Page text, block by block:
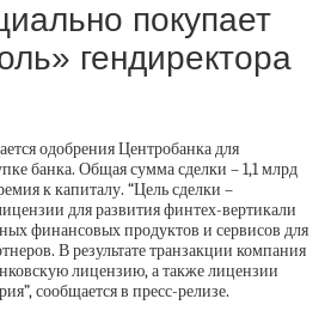
покупает
гендиректора
одобрения Центробанка для
банка. Общая сумма сделки – 1,1 млрд
к капиталу. “Цель сделки –
для развития финтех-вертикали
финансовых продуктов и сервисов для
В результате транзакции компания
лицензию, а также лицензии
сообщается в пресс-релизе.